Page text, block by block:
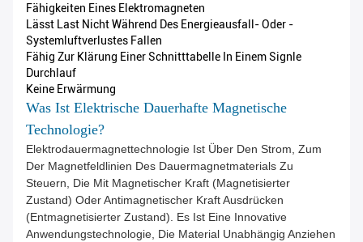
Fähigkeiten Eines Elektromagneten
Lässt Last Nicht Während Des Energieausfall- Oder -
Systemluftverlustes Fallen
Fähig Zur Klärung Einer Schnitttabelle In Einem Signle
Durchlauf
Keine Erwärmung
Was Ist Elektrische Dauerhafte Magnetische
Technologie?
Elektrodauermagnettechnologie Ist Über Den Strom, Zum
Der Magnetfeldlinien Des Dauermagnetmaterials Zu
Steuern, Die Mit Magnetischer Kraft (magnetisierter
Zustand) Oder Antimagnetischer Kraft Ausdrücken
(entmagnetisierter Zustand). Es Ist Eine Innovative
Anwendungstechnologie, Die Material Unabhängig Anziehen